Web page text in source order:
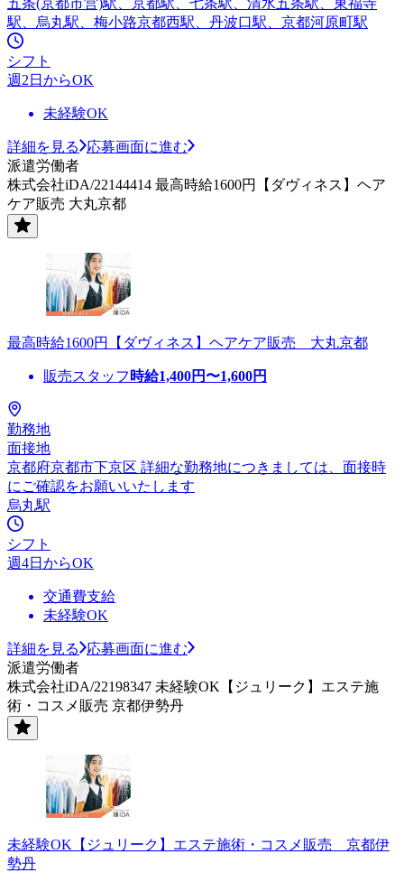
駅、烏丸駅、梅小路京都西駅、丹波口駅、京都河原町駅
シフト
週2日からOK
未経験OK
詳細を見る
応募画面に進む
派遣労働者
株式会社iDA/22144414 最高時給1600円【ダヴィネス】ヘア
ケア販売 大丸京都
最高時給1600円【ダヴィネス】ヘアケア販売 大丸京都
販売スタッフ 時給1,400円〜1,600円
勤務地
面接地
京都府京都市下京区 詳細な勤務地につきましては、面接時
にご確認をお願いいたします
烏丸駅
シフト
週4日からOK
交通費支給
未経験OK
詳細を見る
応募画面に進む
派遣労働者
株式会社iDA/22198347 未経験OK【ジュリーク】エステ施
術・コスメ販売 京都伊勢丹
未経験OK【ジュリーク】エステ施術・コスメ販売 京都伊
勢丹